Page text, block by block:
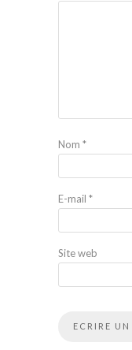
Nom *
E-mail *
Site web